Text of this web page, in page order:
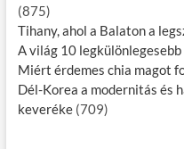
(875)
Tihany, ahol a Balaton a
A világ 10
Miért érdemes chia magot
Dél-Korea a modernitás és
keveréke (709)